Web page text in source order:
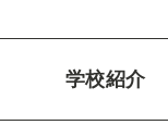
学校紹介